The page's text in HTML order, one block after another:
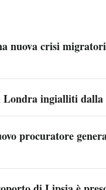
nuova crisi
Londra ingialliti dalla
procuratore